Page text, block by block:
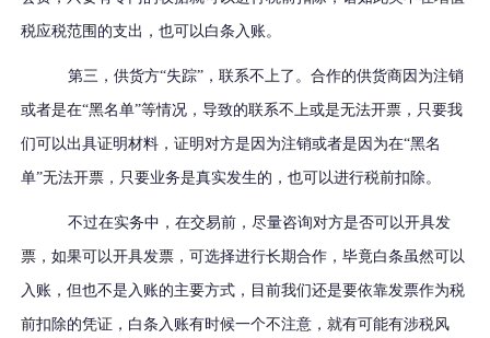
税应税范围的支出，也可以白条入账。
第三，供货方“失踪”，联系不上了。合作的供货商因为注销
或者是在“黑名单”等情况，导致的联系不上或是无法开票，只要我
们可以出具证明材料，证明对方是因为注销或者是因为在“黑名
单”无法开票，只要业务是真实发生的，也可以进行税前扣除。
不过在实务中，在交易前，尽量咨询对方是否可以开具发
票，如果可以开具发票，可选择进行长期合作，毕竟白条虽然可以
入账，但也不是入账的主要方式，目前我们还是要依靠发票作为税
前扣除的凭证，白条入账有时候一个不注意，就有可能有涉税风